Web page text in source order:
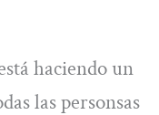
haciendo un
las personsas